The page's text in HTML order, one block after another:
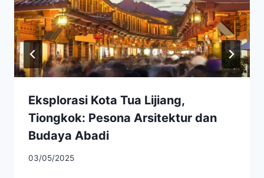
Eksplorasi Kota Tua Lijiang,
Tiongkok: Pesona Arsitektur dan
Budaya Abadi
03/05/2025